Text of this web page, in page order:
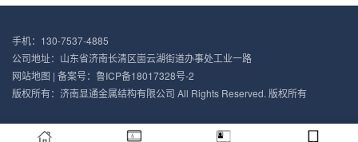
手机：130-7537-4885
公司地址：山东省济南长清区崮云湖街道办事处工业一路
网站地图 | 备案号： 鲁ICP备18017328号-2
版权所有：济南显通金属结构有限公司 All Rights Reserved. 版权所有